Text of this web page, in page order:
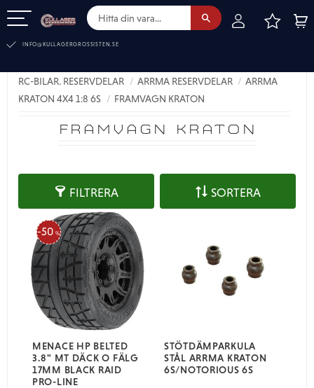
INFO@KULLAGERGROSSISTEN.SE
FRAMVAGN KRATON
RC-BILAR. RESERVDELAR ARRMA RESERVDELAR
ARRMA
KRATON 4X4 1:8 6S
FRAMVAGN KRATON
FILTRERA SORTERA
MENACE HP BELTED
3.8" MT DÄCK O FÄLG
17MM BLACK RAID
PRO-LINE
50 %
STÖTDÄMPARKULA
STÅL ARRMA KRATON
6S/NOTORIOUS 6S